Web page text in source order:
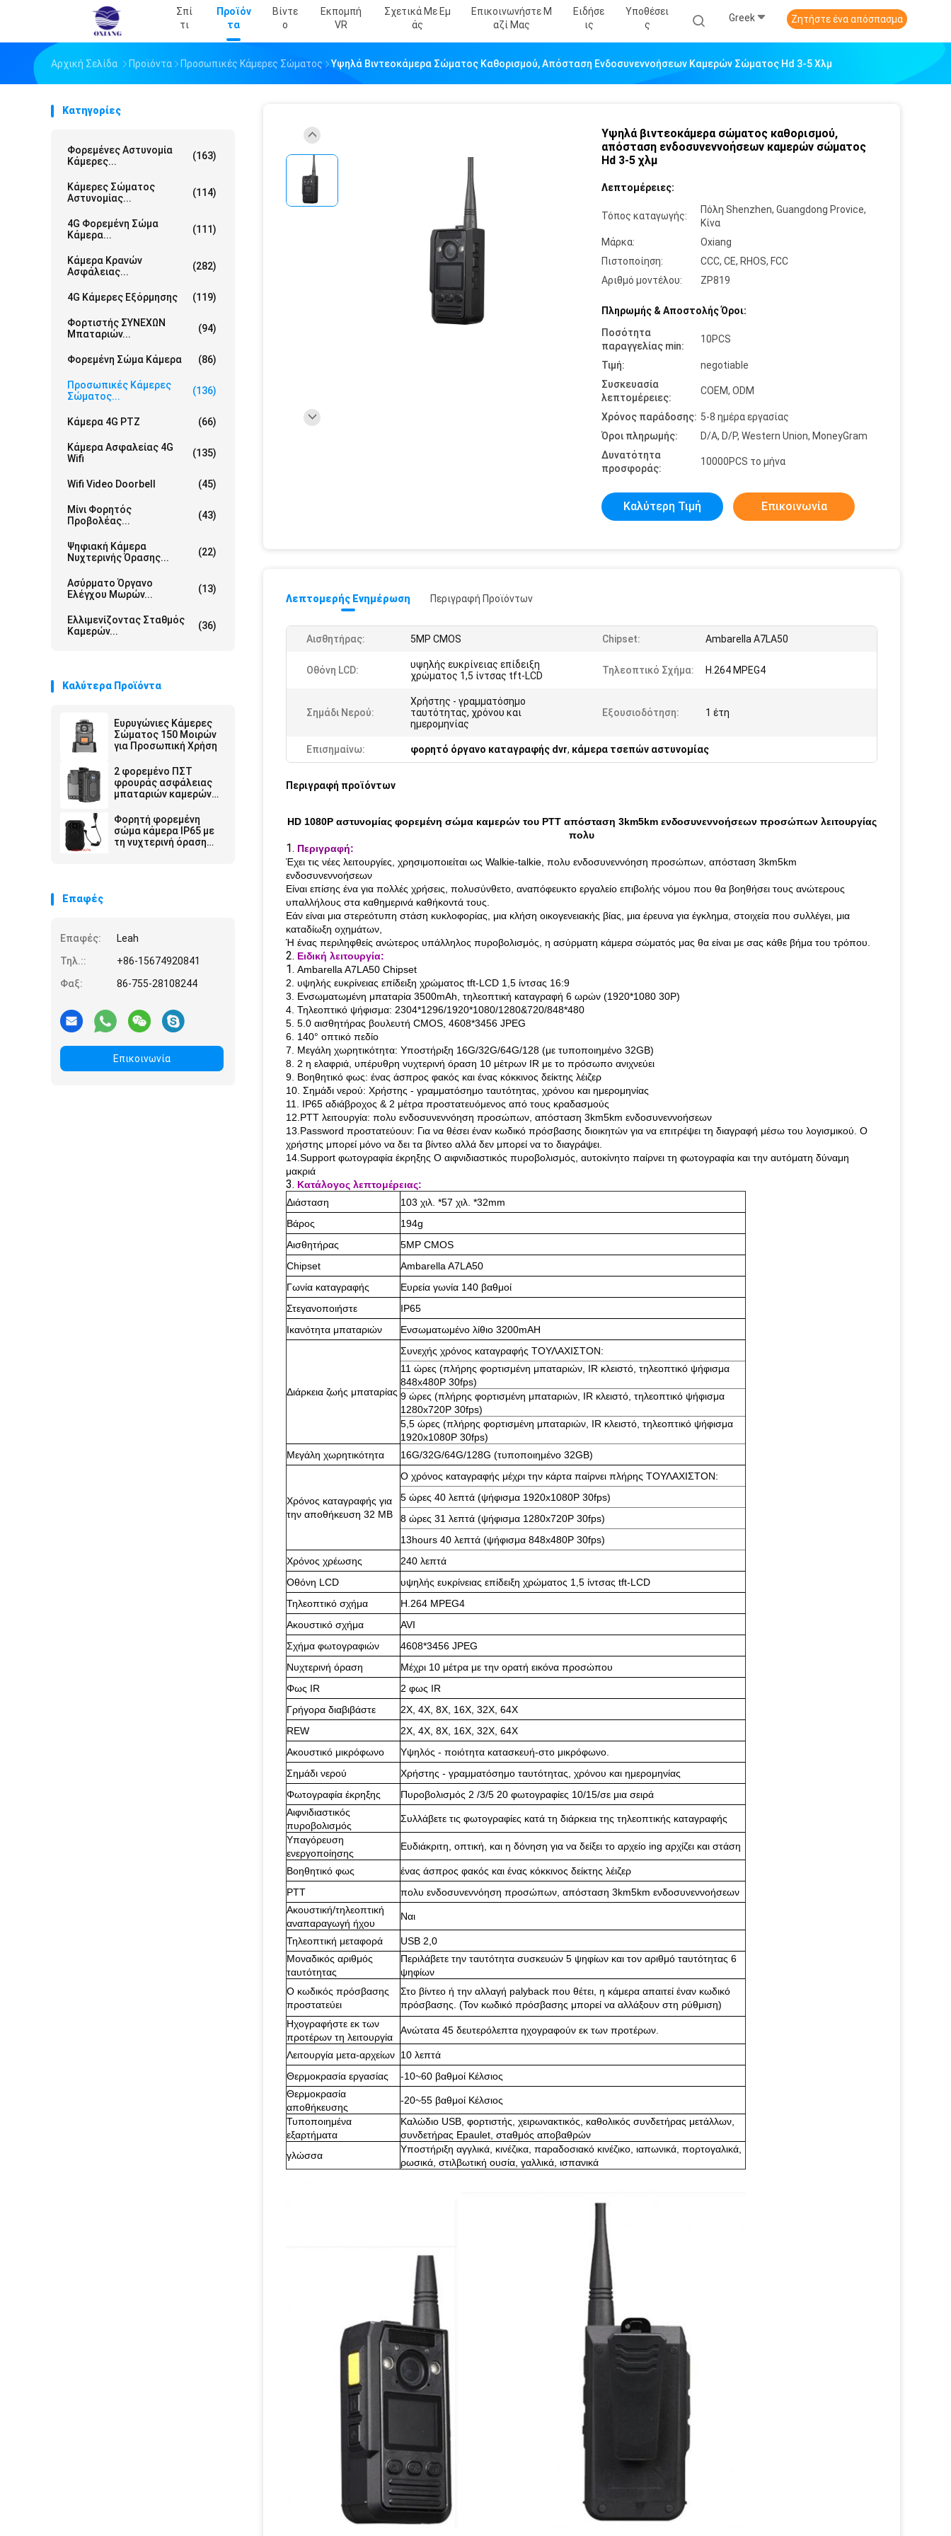
Σπί
Τι
Προϊόν
Τα
Βίντε
Ο
Εκπομπή
VR
Σχετικά Με Εμ
Άς
Επικοινωνήστε Μ
Αζί Μας
Ειδήσε
Ις
Υποθέσει
Σ
Greek Ζητήστε ένα απόσπασμα
Αρχική Σελίδα Προϊόντα Προσωπικές Κάμερες Σώματος Υψηλά Βιντεοκάμερα Σώματος Καθορισμού, Απόσταση Ενδοσυνεννοήσεων Καμερών Σώματος Hd 3-5 Χλμ
Κατηγορίες
Φορεμένες Αστυνομία
Κάμερες...
(163)
Κάμερες Σώματος
Αστυνομίας...
(114)
4G Φορεμένη Σώμα
Κάμερα...
(111)
Κάμερα Κρανών
Ασφάλειας...
(282)
4G Κάμερες Εξόρμησης (119)
Φορτιστής ΣΥΝΕΧΩΝ
Μπαταριών...
(94)
Φορεμένη Σώμα Κάμερα (86)
Προσωπικές Κάμερες
Σώματος...
(136)
Κάμερα 4G PTZ (66)
Κάμερα Ασφαλείας 4G
Wifi
(135)
Wifi Video Doorbell (45)
Μίνι Φορητός
Προβολέας...
(43)
Ψηφιακή Κάμερα
Νυχτερινής Όρασης...
(22)
Ασύρματο Όργανο
Ελέγχου Μωρών...
(13)
Ελλιμενίζοντας Σταθμός
Καμερών...
(36)
Καλύτερα Προϊόντα
Ευρυγώνιες Κάμερες
Σώματος 150 Μοιρών
για Προσωπική Χρήση
2 φορεμένο ΠΣΤ
φρουράς ασφάλειας
μπαταριών καμερών
νόμου ίντσας 1080P
σώμα
Φορητή φορεμένη
σώμα κάμερα IP65 με
τη νυχτερινή όραση
Επαφές
Επαφές:
Leah
Τηλ.::
+86-15674920841
Φαξ:
86-755-28108244
Επικοινωνία
Υψηλά βιντεοκάμερα σώματος καθορισμού,
απόσταση ενδοσυνεννοήσεων καμερών σώματος
Hd 3-5 χλμ
Λεπτομέρειες:
Τόπος καταγωγής:
Πόλη Shenzhen, Guangdong Provice,
Κίνα
Μάρκα:
Oxiang
Πιστοποίηση:
CCC, CE, RHOS, FCC
Αριθμό μοντέλου:
ZP819
Πληρωμής & Αποστολής Όροι:
Ποσότητα
παραγγελίας min:
10PCS
Τιμή:
negotiable
Συσκευασία
λεπτομέρειες:
COEM, ODM
Χρόνος παράδοσης: 5-8 ημέρα εργασίας
Όροι πληρωμής:
D/A, D/P, Western Union, MoneyGram
Δυνατότητα
προσφοράς:
10000PCS το μήνα
Καλύτερη Τιμή Επικοινωνία
Λεπτομερής Ενημέρωση Περιγραφή Προϊόντων
Αισθητήρας: 5MP CMOS Chipset: Ambarella A7LA50
Οθόνη LCD:
υψηλής ευκρίνειας επίδειξη
χρώματος 1,5 ίντσας tft-LCD
Τηλεοπτικό Σχήμα: H.264 MPEG4
Σημάδι Νερού:
Χρήστης - γραμματόσημο
ταυτότητας, χρόνου και
ημερομηνίας
Εξουσιοδότηση: 1 έτη
Επισημαίνω: φορητό όργανο καταγραφής dvr, κάμερα τσεπών αστυνομίας
Περιγραφή προϊόντων
HD 1080P αστυνομίας φορεμένη σώμα καμερών του PTT απόσταση 3km5km ενδοσυνεννοήσεων προσώπων λειτουργίας
πολυ
1. Περιγραφή:
Έχει τις νέες λειτουργίες, χρησιμοποιείται ως Walkie-talkie, πολυ ενδοσυνεννόηση προσώπων, απόσταση 3km5km
ενδοσυνεννοήσεων
Είναι επίσης ένα για πολλές χρήσεις, πολυσύνθετο, αναπόφευκτο εργαλείο επιβολής νόμου που θα βοηθήσει τους ανώτερους
υπαλλήλους στα καθημερινά καθήκοντά τους.
Εάν είναι μια στερεότυπη στάση κυκλοφορίας, μια κλήση οικογενειακής βίας, μια έρευνα για έγκλημα, στοιχεία που συλλέγει, μια
καταδίωξη οχημάτων,
Ή ένας περιληφθείς ανώτερος υπάλληλος πυροβολισμός, η ασύρματη κάμερα σώματός μας θα είναι με σας κάθε βήμα του τρόπου.
2. Ειδική λειτουργία:
1. Ambarella A7LA50 Chipset
2. υψηλής ευκρίνειας επίδειξη χρώματος tft-LCD 1,5 ίντσας 16:9
3. Ενσωματωμένη μπαταρία 3500mAh, τηλεοπτική καταγραφή 6 ωρών (1920*1080 30P)
4. Τηλεοπτικό ψήφισμα: 2304*1296/1920*1080/1280&720/848*480
5. 5.0 αισθητήρας βουλευτή CMOS, 4608*3456 JPEG
6. 140° οπτικό πεδίο
7. Μεγάλη χωρητικότητα: Υποστήριξη 16G/32G/64G/128 (με τυποποιημένο 32GB)
8. 2 η ελαφριά, υπέρυθρη νυχτερινή όραση 10 μέτρων IR με το πρόσωπο ανιχνεύει
9. Βοηθητικό φως: ένας άσπρος φακός και ένας κόκκινος δείκτης λέιζερ
10. Σημάδι νερού: Χρήστης - γραμματόσημο ταυτότητας, χρόνου και ημερομηνίας
11. IP65 αδιάβροχος & 2 μέτρα προστατευόμενος από τους κραδασμούς
12.PTT λειτουργία: πολυ ενδοσυνεννόηση προσώπων, απόσταση 3km5km ενδοσυνεννοήσεων
13.Password προστατεύουν: Για να θέσει έναν κωδικό πρόσβασης διοικητών για να επιτρέψει τη διαγραφή μέσω του λογισμικού. Ο
χρήστης μπορεί μόνο να δει τα βίντεο αλλά δεν μπορεί να το διαγράψει.
14.Support φωτογραφία έκρηξης Ο αιφνιδιαστικός πυροβολισμός, αυτοκίνητο παίρνει τη φωτογραφία και την αυτόματη δύναμη
μακριά
3. Κατάλογος λεπτομέρειας:
Διάσταση
103 χιλ. *57 χιλ. *32mm
Βάρος
194g
Αισθητήρας
5MP CMOS
Chipset
Ambarella A7LA50
Γωνία καταγραφής
Ευρεία γωνία 140 βαθμοί
Στεγανοποιήστε
IP65
Ικανότητα μπαταριών
Ενσωματωμένο λίθιο 3200mAH
Διάρκεια ζωής μπαταρίας
Συνεχής χρόνος καταγραφής ΤΟΥΛΑΧΙΣΤΟΝ:
11 ώρες (πλήρης φορτισμένη μπαταριών, IR κλειστό, τηλεοπτικό ψήφισμα
848x480P 30fps)
9 ώρες (πλήρης φορτισμένη μπαταριών, IR κλειστό, τηλεοπτικό ψήφισμα
1280x720P 30fps)
5,5 ώρες (πλήρης φορτισμένη μπαταριών, IR κλειστό, τηλεοπτικό ψήφισμα
1920x1080P 30fps)
Μεγάλη χωρητικότητα
16G/32G/64G/128G (τυποποιημένο 32GB)
Χρόνος καταγραφής για
την αποθήκευση 32 ΜΒ
Ο χρόνος καταγραφής μέχρι την κάρτα παίρνει πλήρης ΤΟΥΛΑΧΙΣΤΟΝ:
5 ώρες 40 λεπτά (ψήφισμα 1920x1080P 30fps)
8 ώρες 31 λεπτά (ψήφισμα 1280x720P 30fps)
13hours 40 λεπτά (ψήφισμα 848x480P 30fps)
Χρόνος χρέωσης
240 λεπτά
Οθόνη LCD
υψηλής ευκρίνειας επίδειξη χρώματος 1,5 ίντσας tft-LCD
Τηλεοπτικό σχήμα
H.264 MPEG4
Ακουστικό σχήμα
AVI
Σχήμα φωτογραφιών
4608*3456 JPEG
Νυχτερινή όραση
Μέχρι 10 μέτρα με την ορατή εικόνα προσώπου
Φως IR
2 φως IR
Γρήγορα διαβιβάστε
2X, 4X, 8X, 16X, 32X, 64X
REW
2X, 4X, 8X, 16X, 32X, 64X
Ακουστικό μικρόφωνο
Υψηλός - ποιότητα κατασκευή-στο μικρόφωνο.
Σημάδι νερού
Χρήστης - γραμματόσημο ταυτότητας, χρόνου και ημερομηνίας
Φωτογραφία έκρηξης
Πυροβολισμός 2 /3/5 20 φωτογραφίες 10/15/σε μια σειρά
Αιφνιδιαστικός
πυροβολισμός
Συλλάβετε τις φωτογραφίες κατά τη διάρκεια της τηλεοπτικής καταγραφής
Υπαγόρευση
ενεργοποίησης
Ευδιάκριτη, οπτική, και η δόνηση για να δείξει το αρχείο ing αρχίζει και στάση
Βοηθητικό φως
ένας άσπρος φακός και ένας κόκκινος δείκτης λέιζερ
PTT
πολυ ενδοσυνεννόηση προσώπων, απόσταση 3km5km ενδοσυνεννοήσεων
Ακουστική/τηλεοπτική
αναπαραγωγή ήχου
Ναι
Τηλεοπτική μεταφορά
USB 2,0
Μοναδικός αριθμός
ταυτότητας
Περιλάβετε την ταυτότητα συσκευών 5 ψηφίων και τον αριθμό ταυτότητας 6
ψηφίων
Ο κωδικός πρόσβασης
προστατεύει
Στο βίντεο ή την αλλαγή palyback που θέτει, η κάμερα απαιτεί έναν κωδικό
πρόσβασης. (Τον κωδικό πρόσβασης μπορεί να αλλάξουν στη ρύθμιση)
Ηχογραφήστε εκ των
προτέρων τη λειτουργία
Ανώτατα 45 δευτερόλεπτα ηχογραφούν εκ των προτέρων.
Λειτουργία μετα-αρχείων 10 λεπτά
Θερμοκρασία εργασίας
-10~60 βαθμοί Κέλσιος
Θερμοκρασία
αποθήκευσης
-20~55 βαθμοί Κέλσιος
Τυποποιημένα
εξαρτήματα
Καλώδιο USB, φορτιστής, χειρωνακτικός, καθολικός συνδετήρας μετάλλων,
συνδετήρας Epaulet, σταθμός αποβαθρών
γλώσσα
Υποστήριξη αγγλικά, κινέζικα, παραδοσιακό κινέζικο, ιαπωνικά, πορτογαλικά,
ρωσικά, στιλβωτική ουσία, γαλλικά, ισπανικά